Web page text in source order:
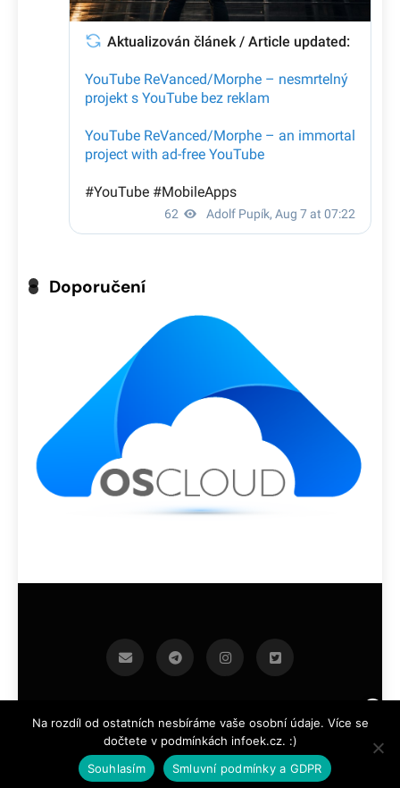
Doporučení
infoek.cz 2026.Developed By BlazeThemes .
Na rozdíl od ostatních nesbíráme vaše osobní údaje. Více se
dočtete v podmínkách infoek.cz. :)
Souhlasím
Smluvní podmínky a GDPR